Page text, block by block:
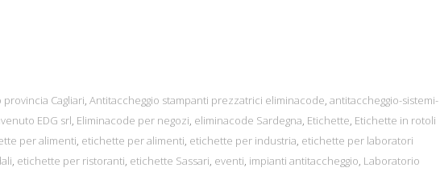
Cagliari, Antitaccheggio stampanti prezzatrici eliminacode, antitaccheggio-sistemi-
EDG srl, Eliminacode per negozi, eliminacode Sardegna, Etichette, Etichette in rotoli
per alimenti, etichette per alimenti, etichette per industria, etichette per laboratori
, etichette per ristoranti, etichette Sassari, eventi, impianti antitaccheggio, Laboratorio